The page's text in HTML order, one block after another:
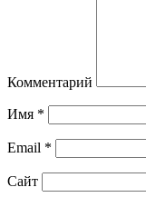
Комментарий
Имя *
Email *
Сайт